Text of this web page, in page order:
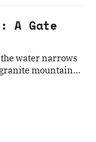
torpedo
A Gate
water narrows
mountain